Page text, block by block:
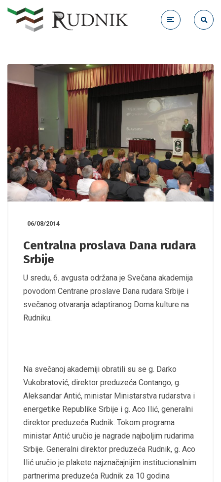
06/08/2014
Centralna proslava Dana rudara
Srbije
U sredu, 6. avgusta održana je Svečana akademija
povodom Centrane proslave Dana rudara Srbije i
svečanog otvaranja adaptiranog Doma kulture na
Rudniku.
Na svečanoj akademiji obratili su se g. Darko
Vukobratović, direktor preduzeća Contango, g.
Aleksandar Antić, ministar Ministarstva rudarstva i
energetike Republike Srbije i g. Aco Ilić, generalni
direktor preduzeća Rudnik. Tokom programa
ministar Antić uručio je nagrade najboljim rudarima
Srbije. Generalni direktor preduzeća Rudnik, g. Aco
Ilić uručio je plakete najznačajnijim institucionalnim
partnerima preduzeća Rudnik za 10 godina